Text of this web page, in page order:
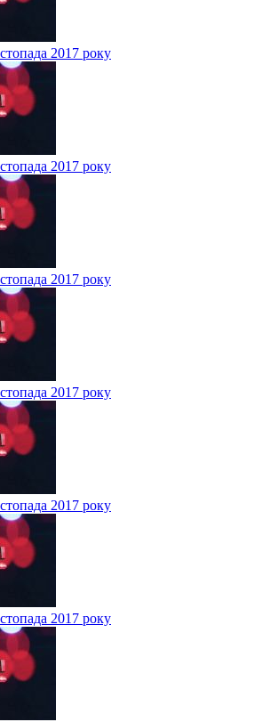
2017 року
2017 року
2017 року
2017 року
2017 року
2017 року